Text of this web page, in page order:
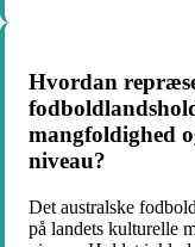
Hvordan
mangfoldighed
niveau?
Det australske
på landets kulturelle